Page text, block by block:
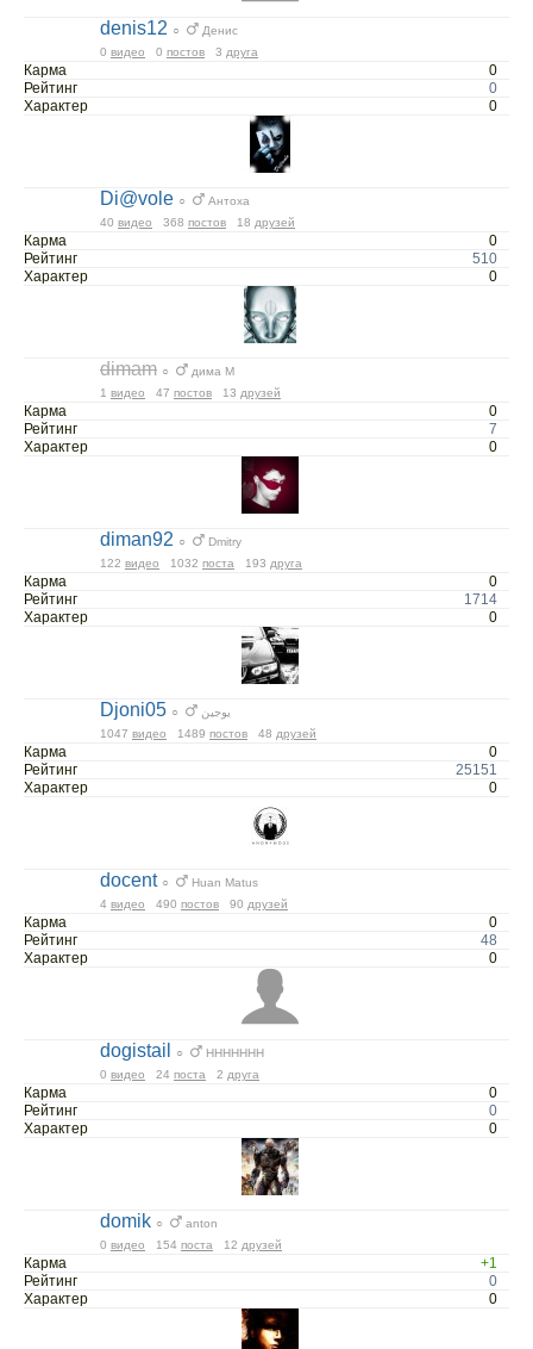
denis12 ○
Денис
0 видео 0 постов 3 друга
Карма
0
Рейтинг
0
Характер
0
Di@vole ○
Антоха
40 видео 368 постов 18 друзей
Карма
0
Рейтинг
510
Характер
0
dimam ○
дима М
1 видео 47 постов 13 друзей
Карма
0
Рейтинг
7
Характер
0
diman92 ○
Dmitry
122 видео 1032 поста 193 друга
Карма
0
Рейтинг
1714
Характер
0
Djoni05 ○
يوجين
1047 видео 1489 постов 48 друзей
Карма
0
Рейтинг
25151
Характер
0
docent ○
Huan Matus
4 видео 490 постов 90 друзей
Карма
0
Рейтинг
48
Характер
0
dogistail ○
ННННННН
0 видео 24 поста 2 друга
Карма
0
Рейтинг
0
Характер
0
domik ○
anton
0 видео 154 поста 12 друзей
Карма
+1
Рейтинг
0
Характер
0